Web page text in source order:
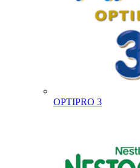
OPTIPRO 3